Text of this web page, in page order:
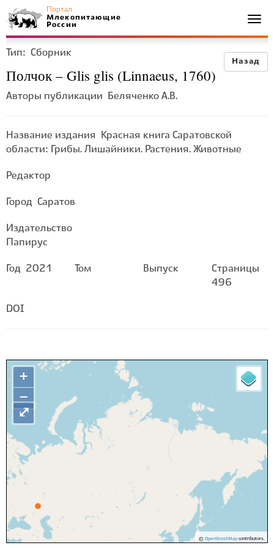
Портал
Млекопитающие
России
Назад
Тип: Сборник
Полчок – Glis glis (Linnaeus, 1760)
Авторы публикации Беляченко А.В.
Название издания
Красная книга Саратовской
области: Грибы. Лишайники. Растения. Животные
Редактор
Город Саратов
Издательство
Папирус
Год 2021 Том Выпуск
Страницы
496
DOI
+
−
© OpenStreetMapcontributors.
⤢